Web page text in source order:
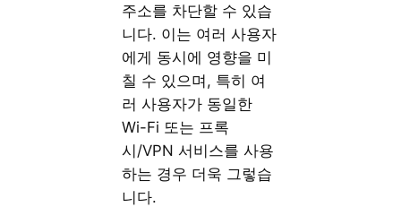
주소를 차단할 수 있습
니다. 이는 여러 사용자
에게 동시에 영향을 미
칠 수 있으며, 특히 여
러 사용자가 동일한
Wi-Fi 또는 프록
시/VPN 서비스를 사용
하는 경우 더욱 그렇습
니다.